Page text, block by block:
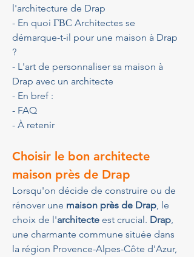
l'architecture de Drap
- En quoi ГВС Architectes se
démarque-t-il pour une maison à Drap
?
- L'art de personnaliser sa maison à
Drap avec un architecte
- En bref :
- FAQ
- À retenir
Choisir le bon architecte
maison près de Drap
Lorsqu'on décide de construire ou de
rénover une maison près de Drap, le
choix de l'architecte est crucial. Drap,
une charmante commune située dans
la région Provence-Alpes-Côte d'Azur,